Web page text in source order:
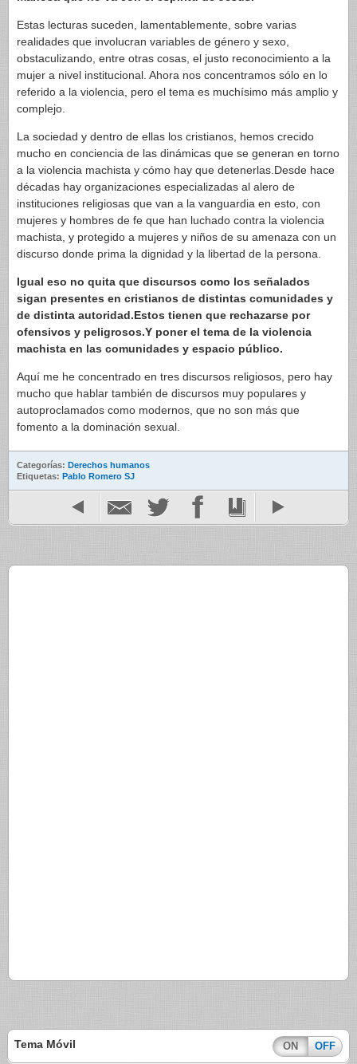
Estas lecturas suceden, lamentablemente, sobre varias
realidades que involucran variables de género y sexo,
obstaculizando, entre otras cosas, el justo reconocimiento a la
mujer a nivel institucional. Ahora nos concentramos sólo en lo
referido a la violencia, pero el tema es muchísimo más amplio y
complejo.
La sociedad y dentro de ellas los cristianos, hemos crecido
mucho en conciencia de las dinámicas que se generan en torno
a la violencia machista y cómo hay que detenerlas.Desde hace
décadas hay organizaciones especializadas al alero de
instituciones religiosas que van a la vanguardia en esto, con
mujeres y hombres de fe que han luchado contra la violencia
machista, y protegido a mujeres y niños de su amenaza con un
discurso donde prima la dignidad y la libertad de la persona.
Igual eso no quita que discursos como los señalados
sigan presentes en cristianos de distintas comunidades y
de distinta autoridad.Estos tienen que rechazarse por
ofensivos y peligrosos.Y poner el tema de la violencia
machista en las comunidades y espacio público.
Aquí me he concentrado en tres discursos religiosos, pero hay
mucho que hablar también de discursos muy populares y
autoproclamados como modernos, que no son más que
fomento a la dominación sexual.
Categorías: Derechos humanos
Etiquetas: Pablo Romero SJ
Tema Móvil ON OFF